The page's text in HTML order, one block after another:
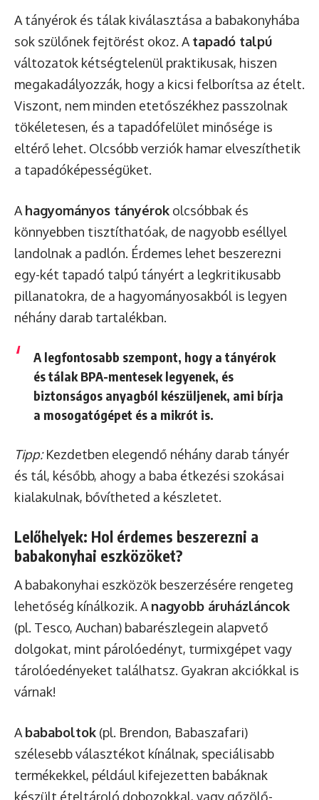
A tányérok és tálak kiválasztása a babakonyhába
sok szülőnek fejtörést okoz. A tapadó talpú
változatok kétségtelenül praktikusak, hiszen
megakadályozzák, hogy a kicsi felborítsa az ételt.
Viszont, nem minden etetőszékhez passzolnak
tökéletesen, és a tapadófelület minősége is
eltérő lehet. Olcsóbb verziók hamar elveszíthetik
a tapadóképességüket.
A hagyományos tányérok olcsóbbak és
könnyebben tisztíthatóak, de nagyobb eséllyel
landolnak a padlón. Érdemes lehet beszerezni
egy-két tapadó talpú tányért a legkritikusabb
pillanatokra, de a hagyományosakból is legyen
néhány darab tartalékban.
A legfontosabb szempont, hogy a tányérok
és tálak BPA-mentesek legyenek, és
biztonságos anyagból készüljenek, ami bírja
a mosogatógépet és a mikrót is.
Tipp:Kezdetben elegendő néhány darab tányér
és tál, később, ahogy a baba étkezési szokásai
kialakulnak, bővítheted a készletet.
Lelőhelyek: Hol érdemes beszerezni a
babakonyhai eszközöket?
A babakonyhai eszközök beszerzésére rengeteg
lehetőség kínálkozik. A nagyobb áruházláncok
(pl. Tesco, Auchan) babarészlegein alapvető
dolgokat, mint párolóedényt, turmixgépet vagy
tárolóedényeket találhatsz. Gyakran akciókkal is
várnak!
A bababoltok (pl. Brendon, Babaszafari)
szélesebb választékot kínálnak, speciálisabb
termékekkel, például kifejezetten babáknak
készült ételtároló dobozokkal, vagy gőzölő-